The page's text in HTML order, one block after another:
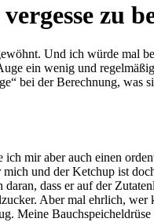
zu
Und ich würde mal
ein wenig und
bei der Berechnung,
mir aber auch einen
mich und der Ketchup ist
dass er auf der
Aber mal ehrlich,
Meine